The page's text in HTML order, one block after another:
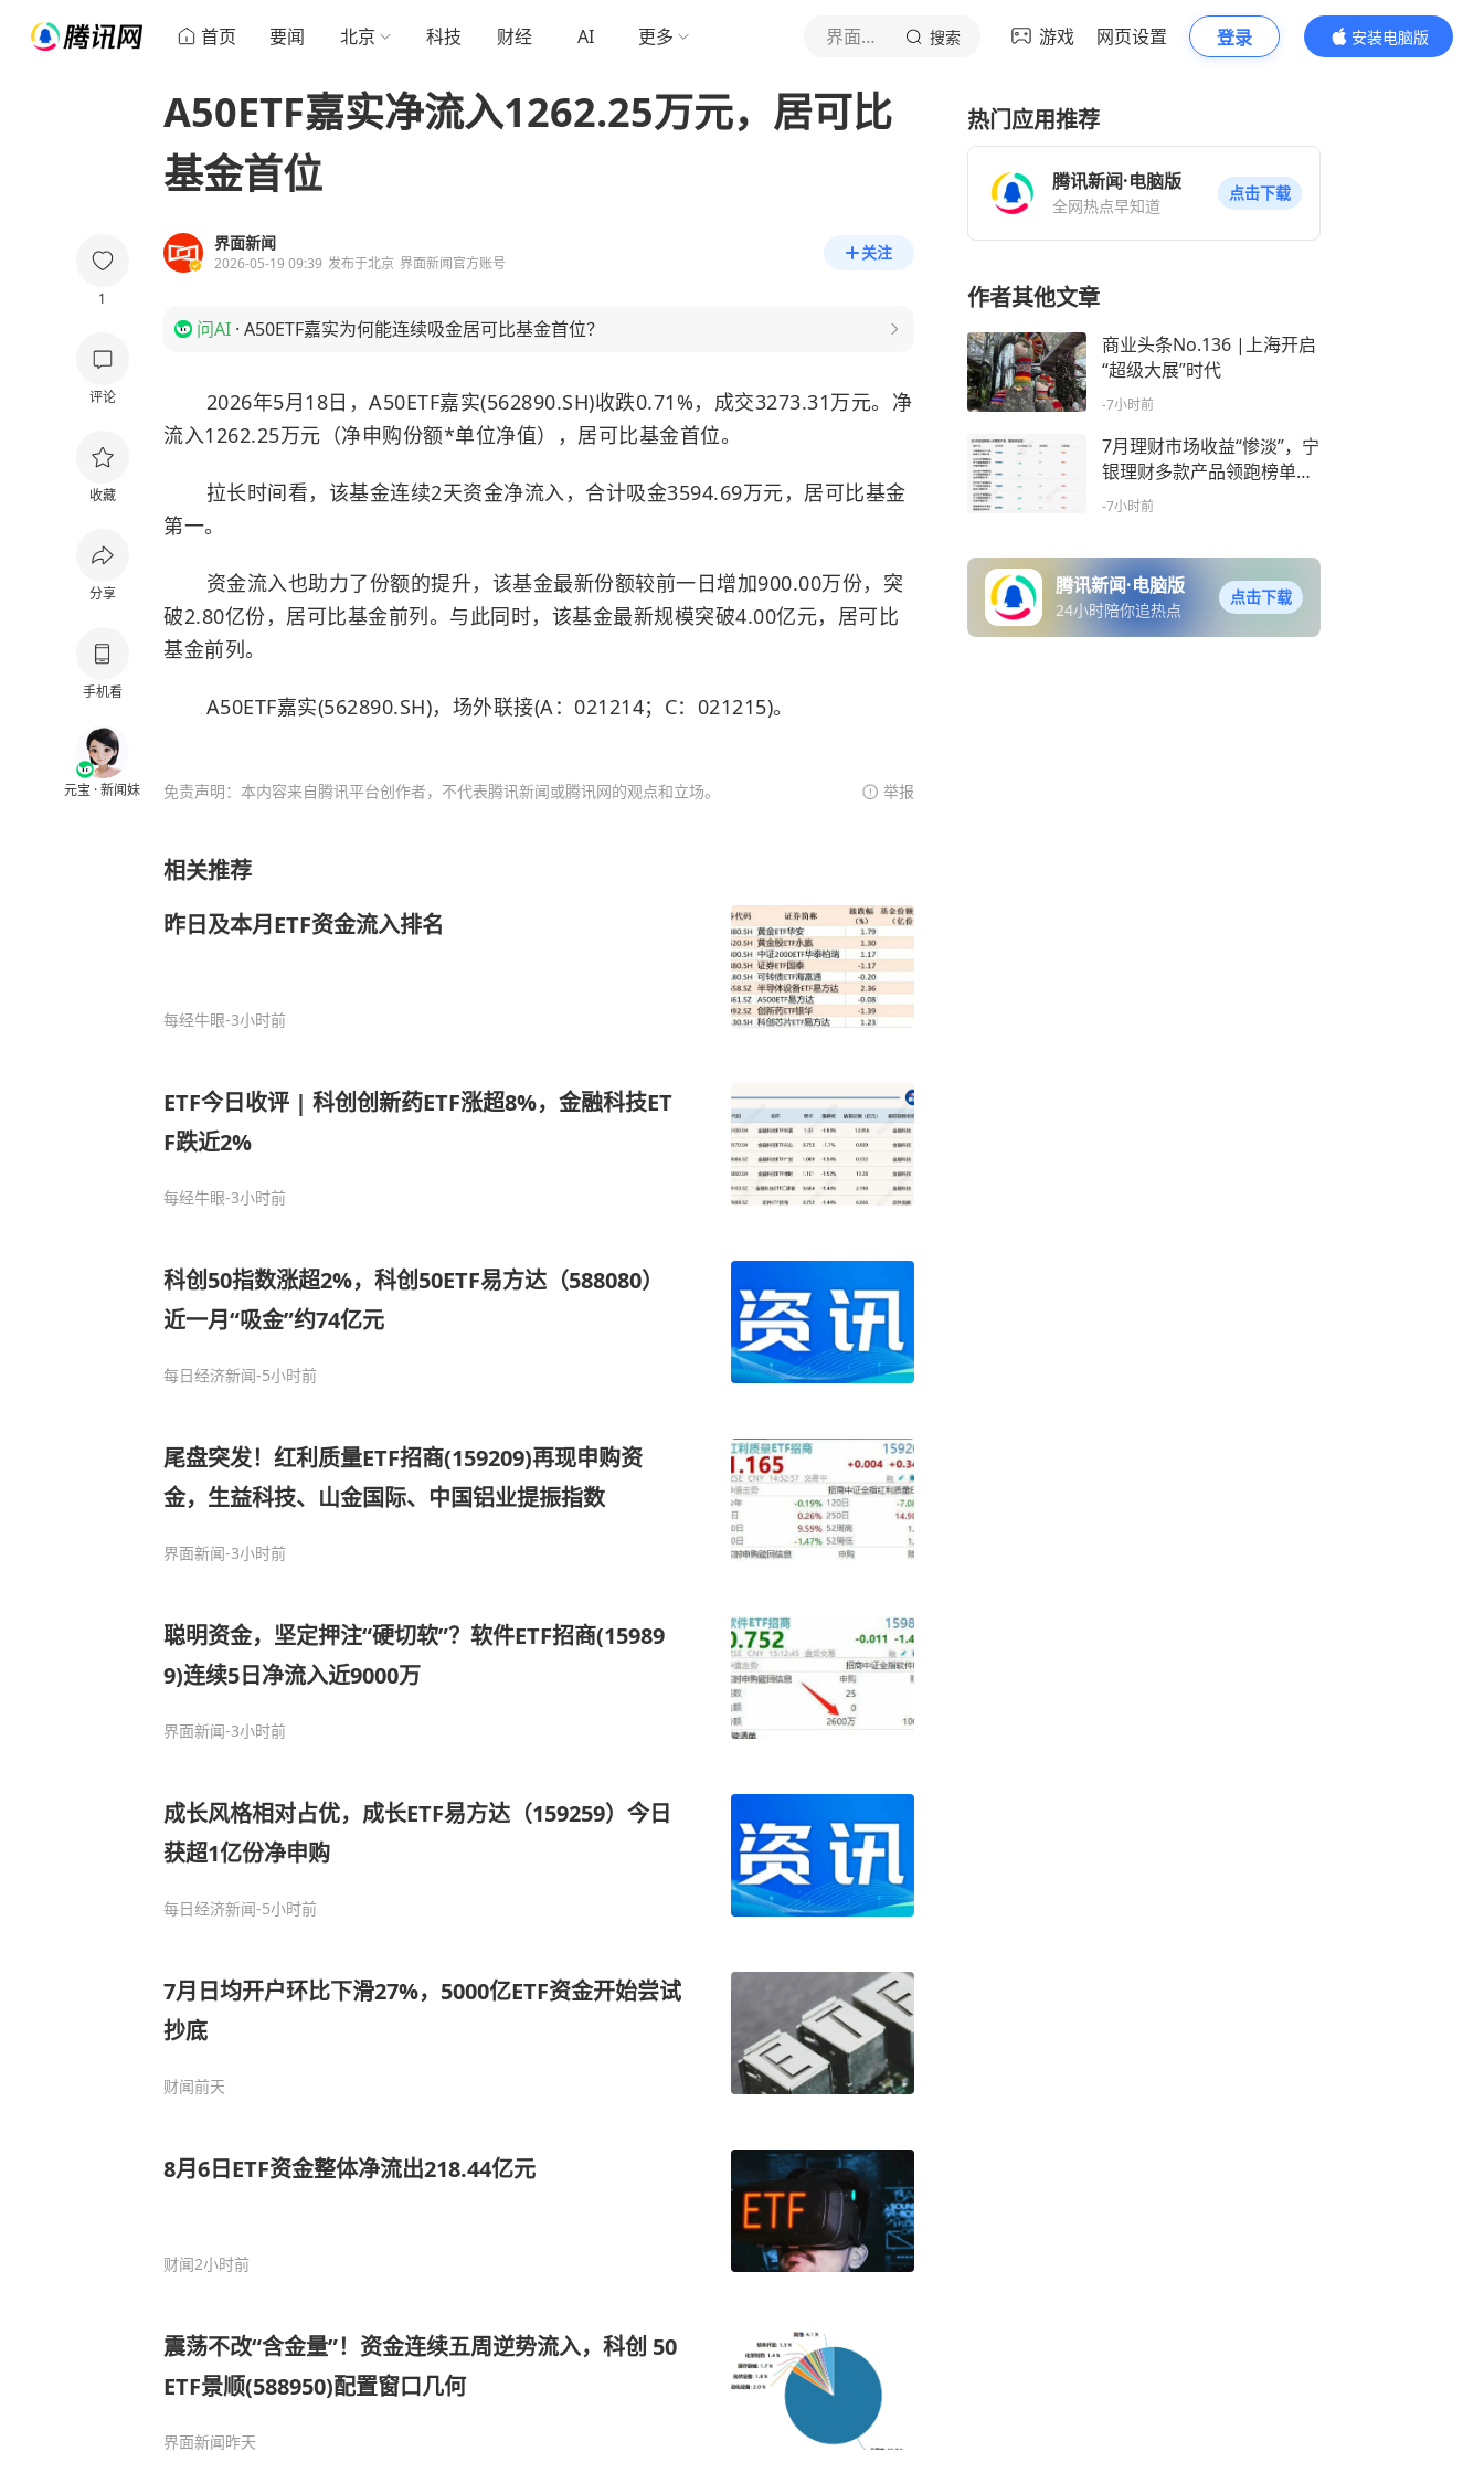
首页 要闻 北京 科技 财经 AI 更多 界面新闻 搜索 游戏 网页设置 登录
安装电脑版
内容更精彩
1
评论
收藏
分享
手机看
元宝 · 新闻妹
A50ETF嘉实净流入1262.25万元，居可比
基金首位
界面新闻
2026-05-19 09:39 发布于北京 界面新闻官方账号
关注
问AI · A50ETF嘉实为何能连续吸金居可比基金首位？
2026年5月18日，A50ETF嘉实(562890.SH)收跌0.71%，成交3273.31万元。净
流入1262.25万元（净申购份额*单位净值），居可比基金首位。
拉长时间看，该基金连续2天资金净流入，合计吸金3594.69万元，居可比基金
第一。
资金流入也助力了份额的提升，该基金最新份额较前一日增加900.00万份，突
破2.80亿份，居可比基金前列。与此同时，该基金最新规模突破4.00亿元，居可比
基金前列。
A50ETF嘉实(562890.SH)，场外联接(A：021214；C：021215)。
免责声明：本内容来自腾讯平台创作者，不代表腾讯新闻或腾讯网的观点和立场。 举报
相关推荐
昨日及本月ETF资金流入排名
每经牛眼-3小时前
ETF今日收评 | 科创创新药ETF涨超8%，金融科技ET
F跌近2%
每经牛眼-3小时前
科创50指数涨超2%，科创50ETF易方达（588080）
近一月“吸金”约74亿元
每日经济新闻-5小时前
尾盘突发！红利质量ETF招商(159209)再现申购资
金，生益科技、山金国际、中国铝业提振指数
界面新闻-3小时前
聪明资金，坚定押注“硬切软”？软件ETF招商(15989
9)连续5日净流入近9000万
界面新闻-3小时前
成长风格相对占优，成长ETF易方达（159259）今日
获超1亿份净申购
每日经济新闻-5小时前
7月日均开户环比下滑27%，5000亿ETF资金开始尝试
抄底
财闻前天
8月6日ETF资金整体净流出218.44亿元
财闻2小时前
震荡不改“含金量”！资金连续五周逆势流入，科创 50
ETF景顺(588950)配置窗口几何
界面新闻昨天
热门应用推荐
腾讯新闻·电脑版
全网热点早知道
点击下载
作者其他文章
商业头条No.136 |上海开启
“超级大展”时代
-7小时前
7月理财市场收益“惨淡”，宁
银理财多款产品领跑榜单｜
理财月报
-7小时前
腾讯新闻·电脑版
24小时陪你追热点
点击下载